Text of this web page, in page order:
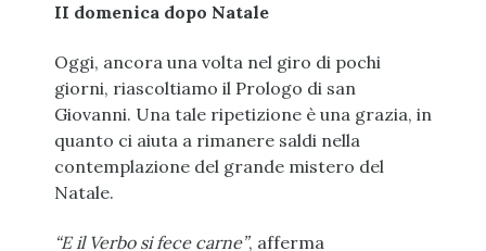
II domenica dopo Natale
Oggi, ancora una volta nel giro di pochi
giorni, riascoltiamo il Prologo di san
Giovanni. Una tale ripetizione è una grazia, in
quanto ci aiuta a rimanere saldi nella
contemplazione del grande mistero del
Natale.
“E il Verbo si fece carne”, afferma